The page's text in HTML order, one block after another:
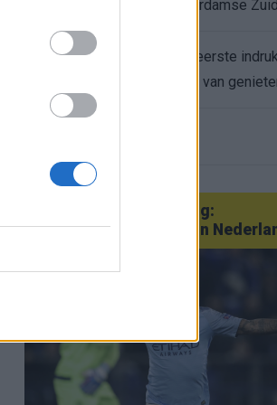
appartement op Amsterdamse
Marcos Leonardo laat eerste
bij Ajax: 'Hier gaan fans van
Van Götze tot Sterling:
statementtransfers in